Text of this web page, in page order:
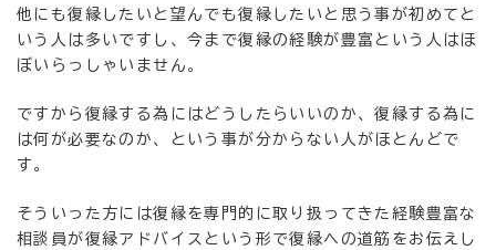
他にも復縁したいと望んでも復縁したいと思う事が初めてと
いう人は多いですし、今まで復縁の経験が豊富という人はほ
ぼいらっしゃいません。
ですから復縁する為にはどうしたらいいのか、復縁する為に
は何が必要なのか、という事が分からない人がほとんどで
す。
そういった方には復縁を専門的に取り扱ってきた経験豊富な
相談員が復縁アドバイスという形で復縁への道筋をお伝えし